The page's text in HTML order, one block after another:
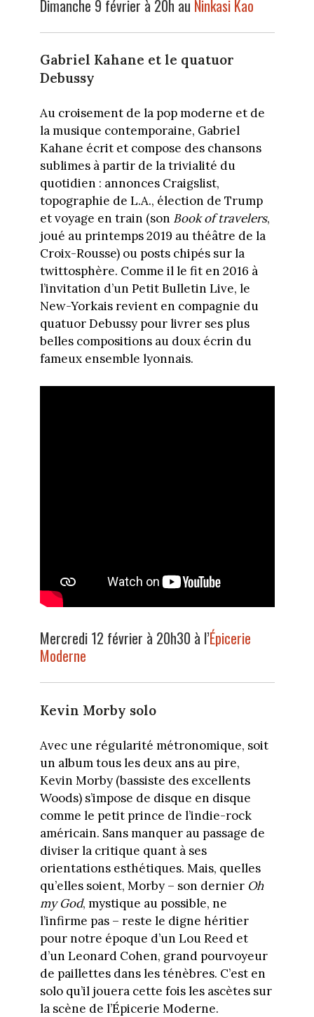
Dimanche 9 février à 20h au Ninkasi Kao
Gabriel Kahane et le quatuor
Debussy
Au croisement de la pop moderne et de
la musique contemporaine, Gabriel
Kahane écrit et compose des chansons
sublimes à partir de la trivialité du
quotidien : annonces Craigslist,
topographie de L.A., élection de Trump
et voyage en train (son Book of travelers,
joué au printemps 2019 au théâtre de la
Croix-Rousse) ou posts chipés sur la
twittosphère. Comme il le fit en 2016 à
l’invitation d’un Petit Bulletin Live, le
New-Yorkais revient en compagnie du
quatuor Debussy pour livrer ses plus
belles compositions au doux écrin du
fameux ensemble lyonnais.
Mercredi 12 février à 20h30 à l’Épicerie
Moderne
Kevin Morby solo
Avec une régularité métronomique, soit
un album tous les deux ans au pire,
Kevin Morby (bassiste des excellents
Woods) s’impose de disque en disque
comme le petit prince de l’indie-rock
américain. Sans manquer au passage de
diviser la critique quant à ses
orientations esthétiques. Mais, quelles
qu’elles soient, Morby – son dernier Oh
my God, mystique au possible, ne
l’infirme pas – reste le digne héritier
pour notre époque d’un Lou Reed et
d’un Leonard Cohen, grand pourvoyeur
de paillettes dans les ténèbres. C’est en
solo qu’il jouera cette fois les ascètes sur
la scène de l’Épicerie Moderne.